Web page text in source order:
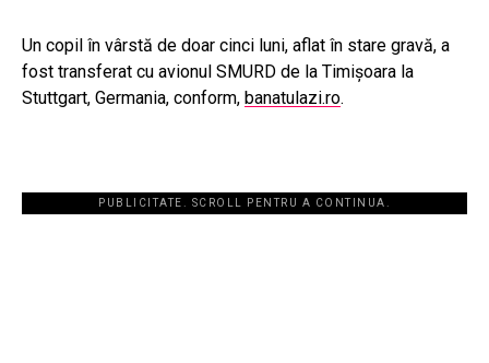
Un copil în vârstă de doar cinci luni, aflat în stare gravă, a
fost transferat cu avionul SMURD de la Timișoara la
Stuttgart, Germania, conform, banatulazi.ro.
PUBLICITATE. SCROLL PENTRU A CONTINUA.